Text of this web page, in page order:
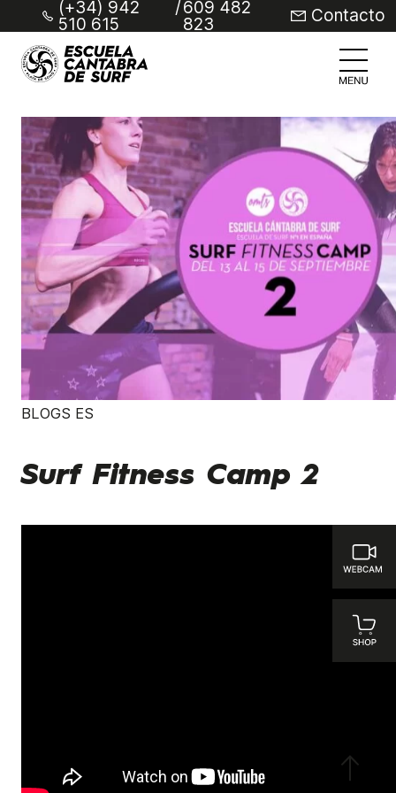
(+34) 942
510 615
/609 482
823 Contacto
BLOGS ES
Surf Fitness Camp 2